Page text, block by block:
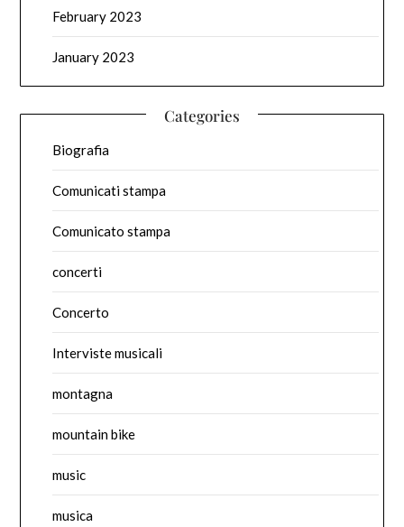
February 2023
January 2023
Categories
Biografia
Comunicati stampa
Comunicato stampa
concerti
Concerto
Interviste musicali
montagna
mountain bike
music
musica